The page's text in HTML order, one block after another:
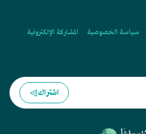
سياسة الخصوصية
المشاركة الإلكترونية
اشتراك